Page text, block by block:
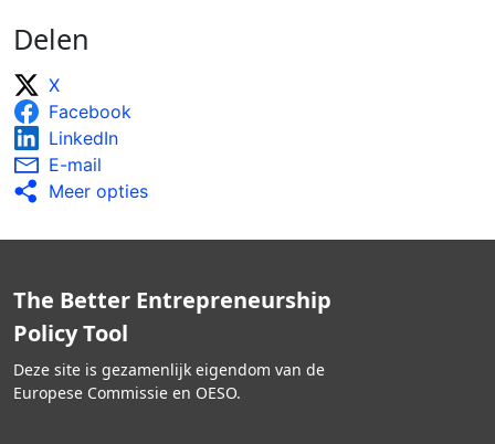
Delen
X
Facebook
LinkedIn
E-mail
Meer opties
The Better Entrepreneurship
Policy Tool
Deze site is gezamenlijk eigendom van de
Europese Commissie en OESO.